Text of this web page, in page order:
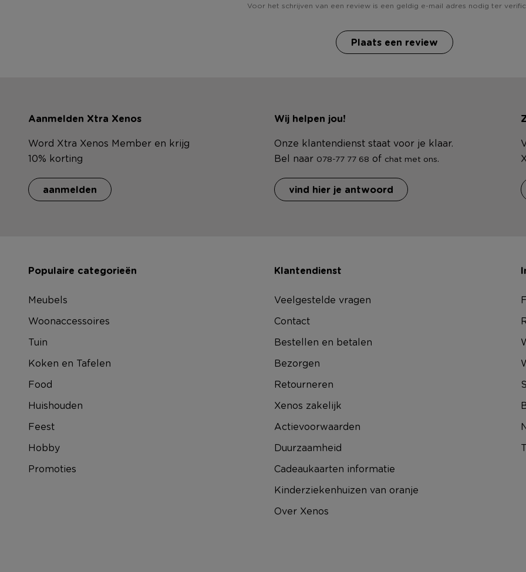
Voor het schrijven van een review is een geldig e-mail adres nodig ter
Plaats een review
Aanmelden Xtra Xenos
Word Xtra Xenos Member en krijg
10% korting
aanmelden
Wij helpen jou!
Onze klantendienst staat voor je klaar.
Bel naar 078-77 77 68 of chat met ons.
vind hier je antwoord
Populaire categorieën
Meubels
Woonaccessoires
Tuin
Koken en Tafelen
Food
Huishouden
Feest
Hobby
Promoties
Klantendienst
Veelgestelde vragen
Contact
Bestellen en betalen
Bezorgen
Retourneren
Xenos zakelijk
Actievoorwaarden
Duurzaamheid
Cadeaukaarten informatie
Kinderziekenhuizen van oranje
Over Xenos